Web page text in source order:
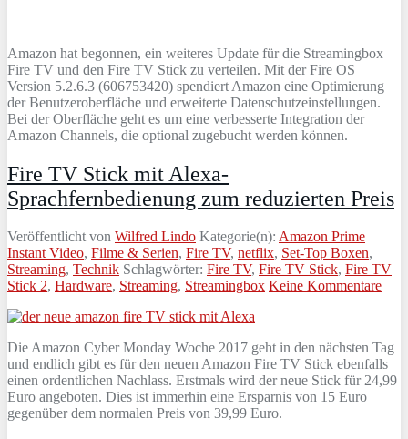
Amazon hat begonnen, ein weiteres Update für die Streamingbox
Fire TV und den Fire TV Stick zu verteilen. Mit der Fire OS
Version 5.2.6.3 (606753420) spendiert Amazon eine Optimierung
der Benutzeroberfläche und erweiterte Datenschutzeinstellungen.
Bei der Oberfläche geht es um eine verbesserte Integration der
Amazon Channels, die optional zugebucht werden können.
Fire TV Stick mit Alexa-
Sprachfernbedienung zum reduzierten Preis
Veröffentlicht von Wilfred Lindo Kategorie(n): Amazon Prime
Instant Video, Filme & Serien, Fire TV, netflix, Set-Top Boxen,
Streaming, Technik Schlagwörter: Fire TV, Fire TV Stick, Fire TV
Stick 2, Hardware, Streaming, Streamingbox Keine Kommentare
Die Amazon Cyber Monday Woche 2017 geht in den nächsten Tag
und endlich gibt es für den neuen Amazon Fire TV Stick ebenfalls
einen ordentlichen Nachlass. Erstmals wird der neue Stick für 24,99
Euro angeboten. Dies ist immerhin eine Ersparnis von 15 Euro
gegenüber dem normalen Preis von 39,99 Euro.